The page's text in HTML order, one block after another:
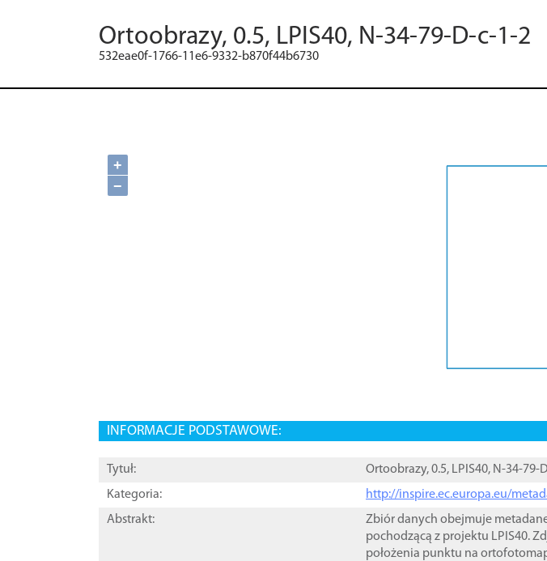
Ortoobrazy, 0.5, LPIS40, N-34-79-D-c-1-2
532eae0f-1766-11e6-9332-b870f44b6730
+
−
INFORMACJE PODSTAWOWE:
Tytuł:
Ortoobrazy, 0.5, LPIS40, N-34-79-
Kategoria:
http://inspire.ec.europa.eu/
Abstrakt:
Zbiór danych obejmuje
pochodzącą z projektu LPIS40.
położenia punktu na